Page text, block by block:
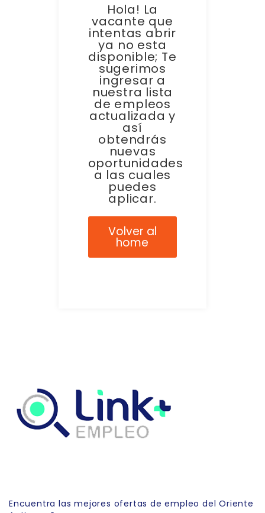
Hola! La
vacante que
intentas abrir
ya no esta
disponible; Te
sugerimos
ingresar a
nuestra lista
de empleos
actualizada y
así
obtendrás
nuevas
oportunidades
a las cuales
puedes
aplicar.
Volver al
home
Encuentra las mejores ofertas de empleo del Oriente